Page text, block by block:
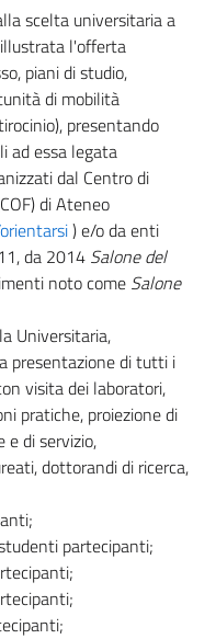
scelta universitaria a
l'offerta
piani di studio,
di mobilità
presentando
ad essa legata
dal Centro di
di Ateneo
) e/o da enti
da 2014 Salone del
noto come Salone
Universitaria,
presentazione di tutti i
visita dei laboratori,
pratiche, proiezione di
di servizio,
dottorandi di ricerca,
partecipanti;